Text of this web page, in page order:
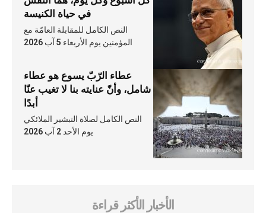
في حياة الكنيسة
النص الكامل للمقابلة العامّة مع
المؤمنين يوم الأربعاء 5 آب 2026
عطاء الرّبّ يسوع هو عطاء
شامل، وأنّ عنايته بنا لا تغيب عنّا
أبدًا
النص الكامل لصلاة التبشير الملائكي
يوم الأحد 2 آب 2026
الأخبار الأكثر قراءة